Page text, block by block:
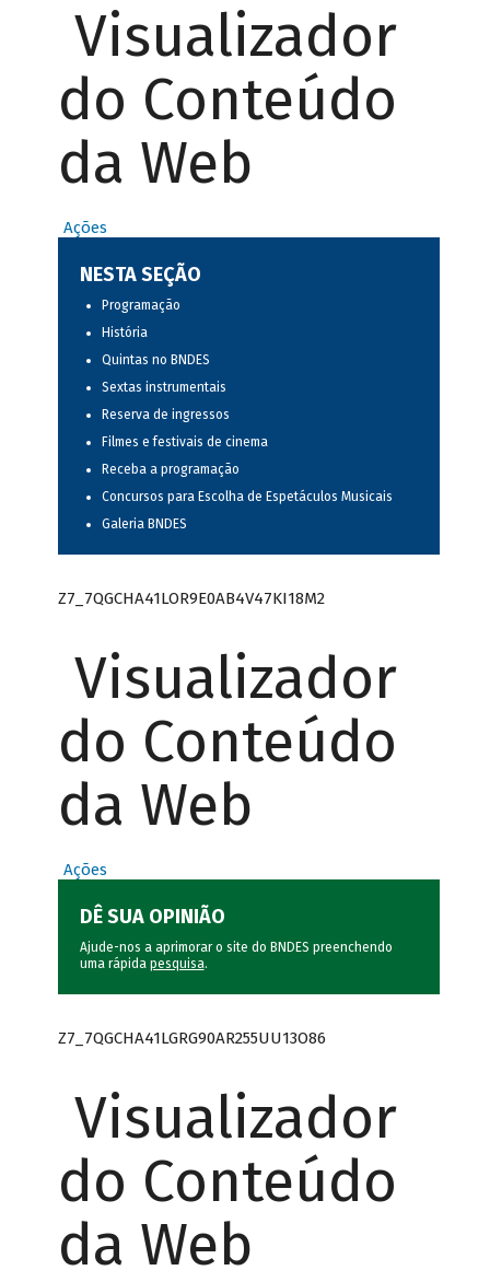
Visualizador
do Conteúdo
da Web
Ações
NESTA SEÇÃO
Programação
História
Quintas no BNDES
Sextas instrumentais
Reserva de ingressos
Filmes e festivais de cinema
Receba a programação
Concursos para Escolha de Espetáculos Musicais
Galeria BNDES
Z7_7QGCHA41LOR9E0AB4V47KI18M2
Visualizador
do Conteúdo
da Web
Ações
DÊ SUA OPINIÃO
Ajude-nos a aprimorar o site do BNDES preenchendo
uma rápida pesquisa.
Z7_7QGCHA41LGRG90AR255UU13O86
Visualizador
do Conteúdo
da Web